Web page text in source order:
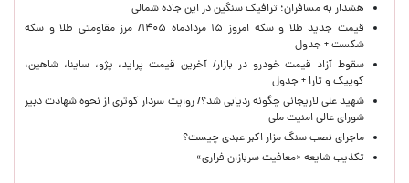
هشدار به مسافران؛ ترافیک سنگین در این جاده شمالی
قیمت جدید طلا و سکه امروز ۱۵ مردادماه ۱۴۰۵/ مرز مقاومتی طلا و سکه
شکست + جدول
سقوط آزاد قیمت خودرو در بازار/ آخرین قیمت پراید، پژو، ساینا، شاهین،
کوییک و تارا + جدول
شهید علی لاریجانی چگونه ردیابی شد؟/ روایت سردار کوثری از نحوه شهادت دبیر
شورای عالی امنیت ملی
ماجرای نصب سنگ مزار اکبر عبدی چیست؟
تکذیب شایعه «معافیت سربازان فراری»